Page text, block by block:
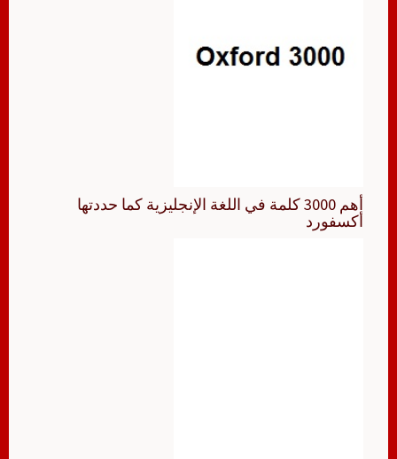
أهم 3000 كلمة في اللغة الإنجليزية كما حددتها
أكسفورد